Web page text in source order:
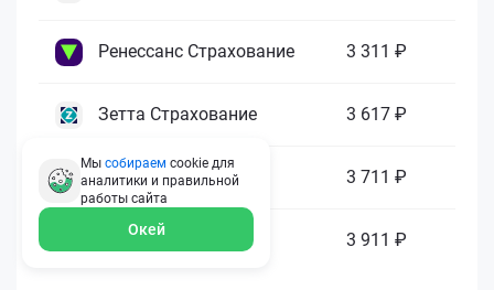
Ренессанс Страхование 3 311 ₽
Зетта Страхование 3 617 ₽
ГАЙДЕ 3 711 ₽
МАКС 3 911 ₽
Мы собираем cookie для
аналитики и правильной
работы сайта
Окей